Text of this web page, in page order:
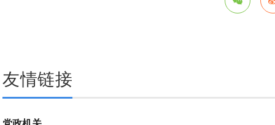
友情链接